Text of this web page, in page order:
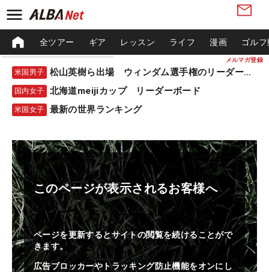
メルマガ登録
全ツアー ギア レッスン ライフ 漫画 ゴル
米国男子 松山英樹ら出場 ウィンダム選手権のリーダーボード
国内女子 北海道meijiカップ リーダーボード
米国女子 最新の世界ランキング
このページが表示されるお客様へ
ページを更新するとサイトの閲覧を続けることがで
きます。
広告ブロッカーやトラッキング防止機能をオンにし